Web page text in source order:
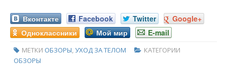
Вконтакте Facebook Twitter
Google+
Одноклассники
Мой мир E-mail
МЕТКИ ОБЗОРЫ,УХОД ЗА ТЕЛОМ
КАТЕГОРИИ
ОБЗОРЫ